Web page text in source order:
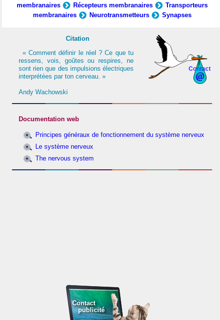
membranaires
Récepteurs membranaires
Transporteurs
membranaires
Neurotransmetteurs Synapses
Contact
Citation
« Comment définir le réel ? Ce que tu
ressens, vois, goûtes ou respires, ne
sont rien que des impulsions électriques
interprétées par ton cerveau. »
Andy Wachowski
Documentation web
Principes généraux de fonctionnement du système nerveux
Le système nerveux
The nervous system
Contact
publicité